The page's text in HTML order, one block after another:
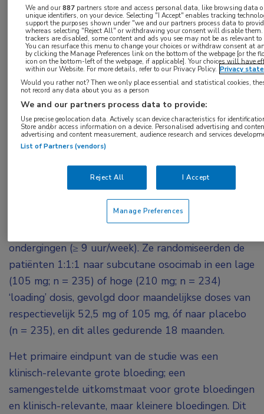
Hoewel hemodialysepatiënten een verhoogd
risico hebben op trombotische events én op
grote bloedingen, ontbreken effectieve en veilige
anticoagulantia voor deze patiëntengroep tot op
heden. Wolfgang Winkelmayer liet in deLate
Breaking Clinical Trials -sessie zien dat daar
verandering in zou kunnen komen met osocimab.
Winkelmayer en zijn collega’s zochten uit of
osocimab – een antilichaam dat bindt aan de factor
XIa en het zo remt – een geschikt anticoagulans kan
zijn voor deze patiëntengroep. Dit deden ze als
onderdeel van de internationale CONVERT-studie;
een dubbelblinde fase IIb-trial met 704
ondergingen (≥ 9 uur/week). Ze randomiseerden de
patiënten 1:1:1 naar subcutane osocimab in een lage
(105 mg; n = 235) of hoge (210 mg; n = 234)
‘loading’ dosis, gevolgd door maandelijkse doses van
respectievelijk 52,5 mg of 105 mg, óf naar placebo
(n = 235), en dit alles gedurende 18 maanden.
Het primaire eindpunt van de studie was een
klinisch-relevante grote bloeding; een
samengestelde uitkomstmaat voor grote bloedingen
en klinisch-relevante, maar kleinere bloedingen. Dit
We and our887partners store and access personal data, like browsing data
unique identifiers, on your device. Selecting "I Accept" enables tracking
support the purposes shown under "we and our partners process data to
whereas selecting "Reject All" or withdrawing your consent will disable
trackers are disabled, some content and ads you see may not be as relevant to
You can resurface this menu to change your choices or withdraw consent at
by clicking the Manage Preferences link on the bottom of the webpage [or the
icon on the bottom-left of the webpage, if applicable]. Your choices will have
within our Website. For more details, refer to our Privacy Policy. Privacy
Would you rather not? Then we only place essential and statistical cookies,
not record any data about you as a person
We and our partners process data to provide:
Use precise geolocation data. Actively scan device characteristics for
Store and/or access information on a device. Personalised advertising and
advertising and content measurement, audience research and services
List of Partners (vendors)
Reject All I Accept
Manage Preferences